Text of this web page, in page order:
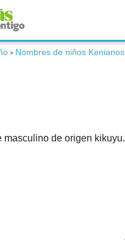
> Nombres de niños Kenianos
de origen kikuyu.